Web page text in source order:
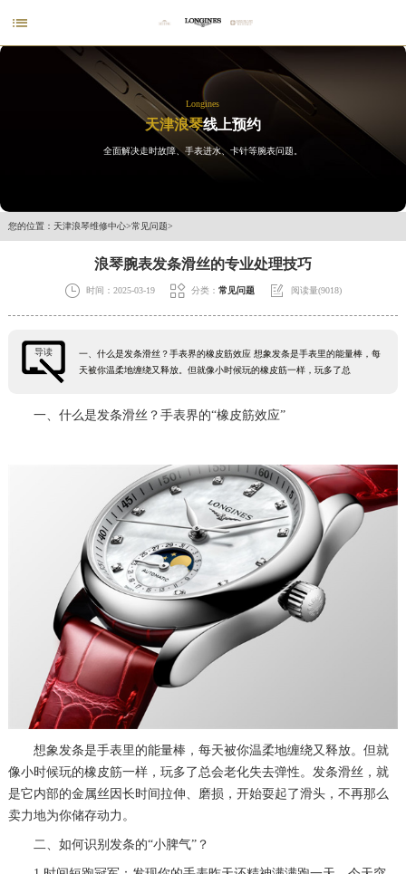

Longines
天津浪琴线上预约
全面解决走时故障、手表进水、卡针等腕表问题。
您的位置： 天津浪琴维修中心>常见问题>
浪琴腕表发条滑丝的专业处理技巧
 时间：2025-03-19  分类： 常见问题  阅读量(9018)
导读
一、什么是发条滑丝？手表界的橡皮筋效应 想象发条是手表里的能量棒，每
天被你温柔地缠绕又释放。但就像小时候玩的橡皮筋一样，玩多了总
一、什么是发条滑丝？手表界的“橡皮筋效应”
想象发条是手表里的能量棒，每天被你温柔地缠绕又释放。但就
像小时候玩的橡皮筋一样，玩多了总会老化失去弹性。发条滑丝，就
是它内部的金属丝因长时间拉伸、磨损，开始耍起了滑头，不再那么
卖力地为你储存动力。
二、如何识别发条的“小脾气”？